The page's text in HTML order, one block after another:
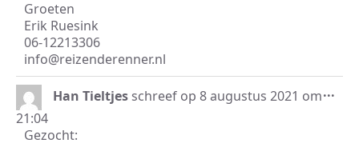
Groeten
Erik Ruesink
06-12213306
info@reizenderenner.nl
Han Tieltjes schreef op 8 augustus 2021 om
21:04
Gezocht:
...